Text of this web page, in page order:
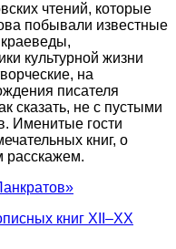
чтений, которые
побывали известные
культурной жизни
на
писателя
сказать, не с пустыми
Именитые гости
книг, о
расскажем.
книг XII–XX